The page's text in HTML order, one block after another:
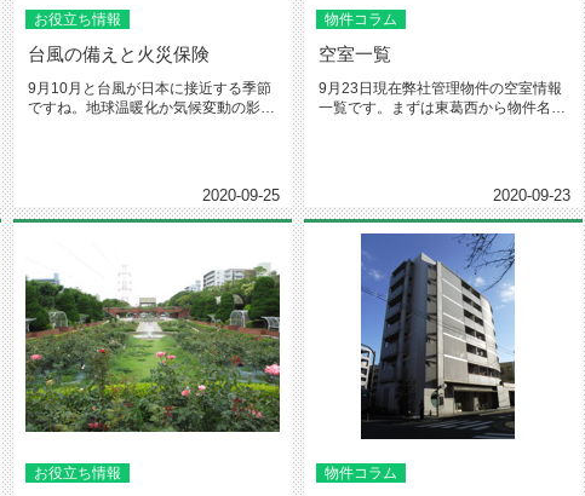
お役立ち情報
台風の備えと火災保険
9月10月と台風が日本に接近する季節
ですね。地球温暖化か気候変動の影響
2020-09-25
物件コラム
空室一覧
9月23日現在弊社管理物件の空室情報
一覧です。まずは東葛西から物件名：
2020-09-23
お役立ち情報 物件コラム